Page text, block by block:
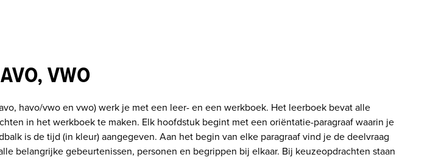
VWO
havo/vwo en vwo) werk je met een leer- en een werkboek. Het leerboek bevat alle
in het werkboek te maken. Elk hoofdstuk begint met een oriëntatie-paragraaf waarin je
is de tijd (in kleur) aangegeven. Aan het begin van elke paragraaf vind je de deelvraag
belangrijke gebeurtenissen, personen en begrippen bij elkaar. Bij keuzeopdrachten staan